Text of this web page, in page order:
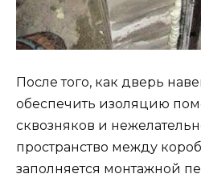
После того, как дверь
обеспечить изоляцию
сквозняков и
пространство между
заполняется монтажной